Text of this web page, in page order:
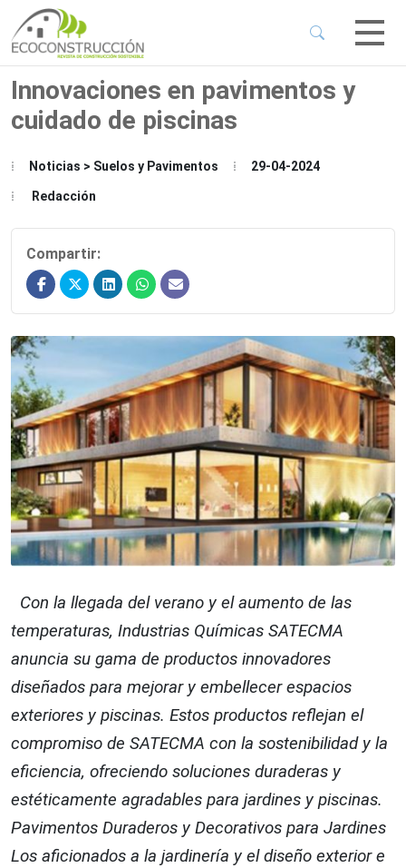
Menu
Menu
Innovaciones en pavimentos y
cuidado de piscinas
Noticias > Suelos y Pavimentos 29-04-2024
Redacción
Compartir:
Con la llegada del verano y el aumento de las
temperaturas, Industrias Químicas SATECMA
anuncia su gama de productos innovadores
diseñados para mejorar y embellecer espacios
exteriores y piscinas. Estos productos reflejan el
compromiso de SATECMA con la sostenibilidad y la
eficiencia, ofreciendo soluciones duraderas y
estéticamente agradables para jardines y piscinas.
Pavimentos Duraderos y Decorativos para Jardines
Los aficionados a la jardinería y el diseño exterior e